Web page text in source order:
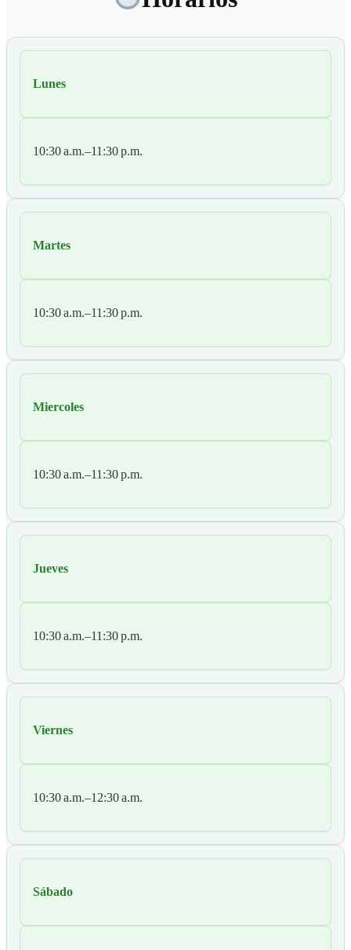
Lunes
10:30 a.m.–11:30 p.m.
Martes
10:30 a.m.–11:30 p.m.
Miercoles
10:30 a.m.–11:30 p.m.
Jueves
10:30 a.m.–11:30 p.m.
Viernes
10:30 a.m.–12:30 a.m.
Sábado